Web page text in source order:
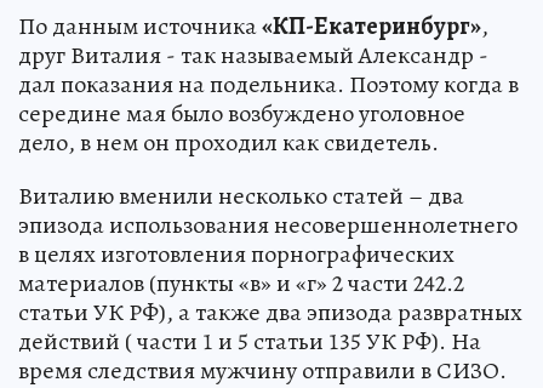
По данным источника«КП-Екатеринбург»,
друг Виталия - так называемый Александр -
дал показания на подельника. Поэтому когда в
середине мая было возбуждено уголовное
дело, в нем он проходил как свидетель.
Виталию вменили несколько статей – два
эпизода использования несовершеннолетнего
в целях изготовления порнографических
материалов (пункты «в» и «г» 2 части 242.2
статьи УК РФ), а также два эпизода развратных
действий ( части 1 и 5 статьи 135 УК РФ). На
время следствия мужчину отправили в СИЗО.